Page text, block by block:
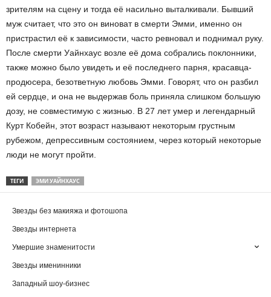
зрителям на сцену и тогда её насильно выталкивали. Бывший
муж считает, что это он виноват в смерти Эмми, именно он
пристрастил её к зависимости, часто ревновал и поднимал руку.
После смерти Уайнхаус возле её дома собрались поклонники,
также можно было увидеть и её последнего парня, красавца-
продюсера, безответную любовь Эмми. Говорят, что он разбил
ей сердце, и она не выдержав боль приняла слишком большую
дозу, не совместимую с жизнью. В 27 лет умер и легендарный
Курт Кобейн, этот возраст называют некоторым грустным
рубежом, депрессивным состоянием, через который некоторые
люди не могут пройти.
ТЕГИ ЭМИ УАЙНХАУС
Звезды без макияжа и фотошопа
Звезды интернета
Умершие знаменитости
Звезды именинники
Западный шоу-бизнес